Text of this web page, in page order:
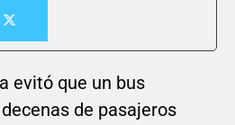
evitó que un bus
de pasajeros